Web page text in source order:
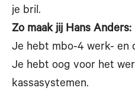
je bril.
Zo maak jij Hans Anders:
Je hebt mbo-4 werk- en
Je hebt oog voor het
kassasystemen.